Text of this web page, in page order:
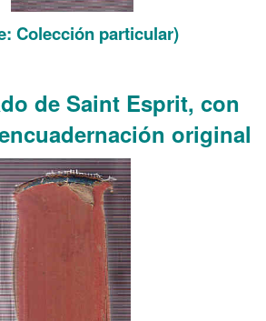
Colección particular)
de Saint Esprit, con
original